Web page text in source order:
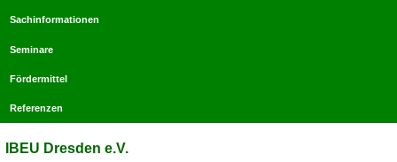
Sachinformationen
Seminare
Fördermittel
Referenzen
IBEU Dresden e.V.